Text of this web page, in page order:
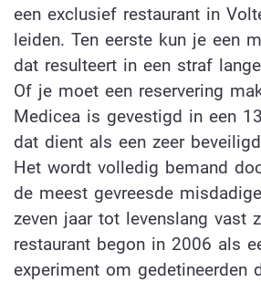
een exclusief restaurant in
leiden. Ten eerste kun je een
dat resulteert in een straf
Of je moet een reservering
Medicea is gevestigd in een
dat dient als een zeer
Het wordt volledig bemand
de meest gevreesde
zeven jaar tot levenslang vast
restaurant begon in 2006 als
experiment om gedetineerden